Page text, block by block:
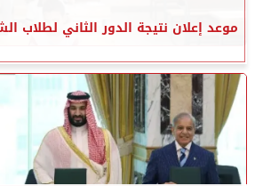
موعد إعلان نتيجة الدور الثاني لطلاب